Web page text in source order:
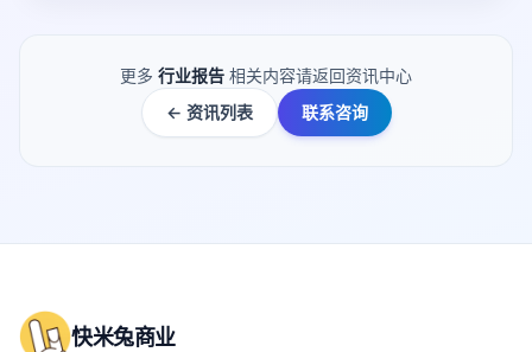
更多 行业报告 相关内容请返回资讯中心
← 资讯列表
联系咨询
快米兔商业